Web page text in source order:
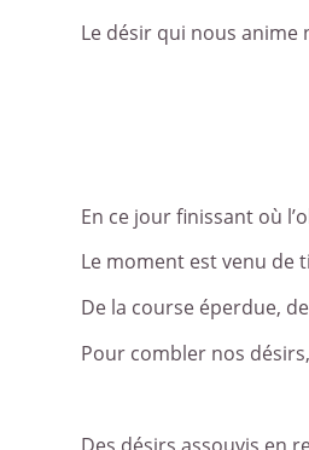
Le désir qui nous anime
En ce jour finissant où
Le moment est venu de
De la course éperdue,
Pour combler nos